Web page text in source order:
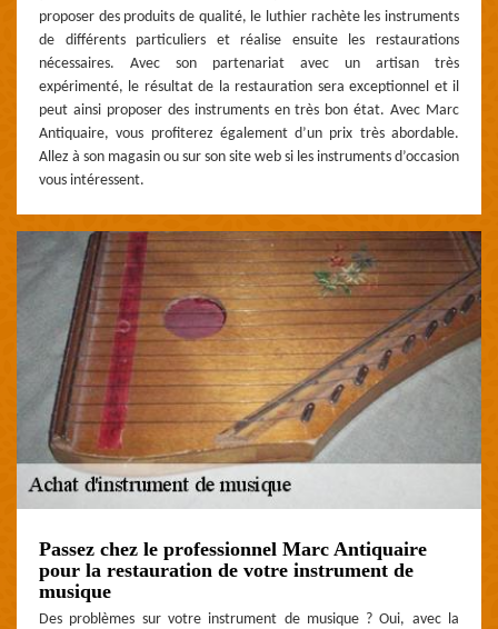
proposer des produits de qualité, le luthier rachète les instruments
de différents particuliers et réalise ensuite les restaurations
nécessaires. Avec son partenariat avec un artisan très
expérimenté, le résultat de la restauration sera exceptionnel et il
peut ainsi proposer des instruments en très bon état. Avec Marc
Antiquaire, vous profiterez également d’un prix très abordable.
Allez à son magasin ou sur son site web si les instruments d’occasion
vous intéressent.
Passez chez le professionnel Marc Antiquaire
pour la restauration de votre instrument de
musique
Des problèmes sur votre instrument de musique ? Oui, avec la